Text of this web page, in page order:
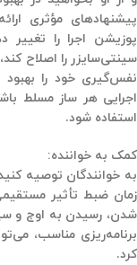
پیشنهادهای مؤثری
پوزیشن اجرا را تغییر
سینتی‌سایزر را اصلاح
نفس‌گیری خود را
اجرایی هر ساز
استفاده شود.
کمک به خواننده:
به خوانندگان توصیه
زمان ضبط تأثیر
شدن، رسیدن به اوج و
برنامه‌ریزی مناسب،
کرد.